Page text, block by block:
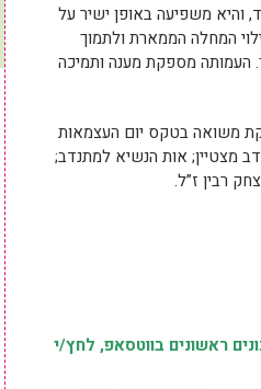
משפיעה באופן ישיר על
המחלה הממארת ולתמוך
העמותה מספקת מענה ותמיכה
משואה בטקס יום העצמאות
מצטיין; אות הנשיא למתנדב;
רבין ז”ל.
ראשונים בווטסאפ, לחץ/י